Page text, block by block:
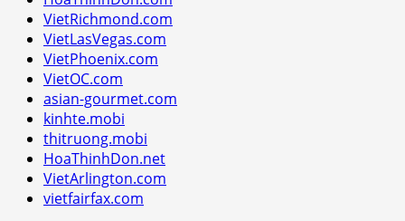
VietRichmond.com
VietLasVegas.com
VietPhoenix.com
VietOC.com
asian-gourmet.com
kinhte.mobi
thitruong.mobi
HoaThinhDon.net
VietArlington.com
vietfairfax.com